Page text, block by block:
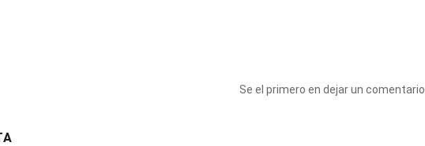
Se el primero en dejar un comentario